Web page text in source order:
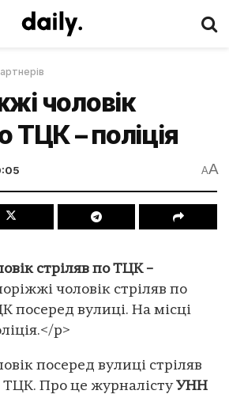
чоловік
ТЦК – поліція
AA
стріляв по ТЦК –
чоловік стріляв по
посеред вулиці. На місці
p>
посеред вулиці стріляв
Про це журналістуУНН